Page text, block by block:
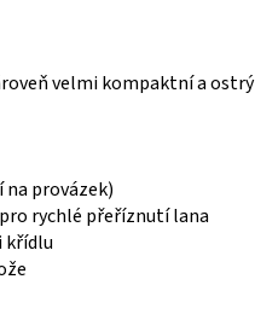
velmi kompaktní a ostrý
provázek)
rychlé přeříznutí lana
křídlu